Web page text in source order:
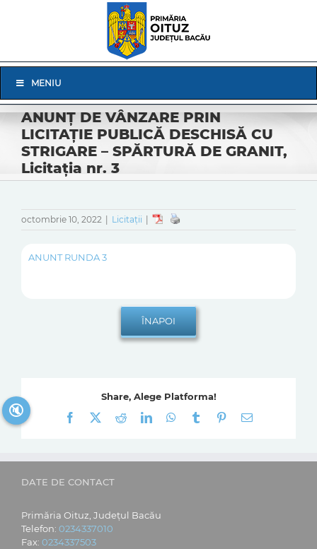
Navigation
MENIU
ANUNȚ DE VÂNZARE PRIN
LICITAȚIE PUBLICĂ DESCHISĂ CU
STRIGARE – SPĂRTURĂ DE GRANIT,
Licitația nr. 3
octombrie 10, 2022 Licitații
ANUNT RUNDA 3
Share, Alege Platforma!
Facebook
RedditLinkedInWhatsApp
Tumblr Pinterest
E-
DATE DE CONTACT
Primăria Oituz, Județul Bacău
Telefon: 0234337010
Fax: 0234337503
🔇